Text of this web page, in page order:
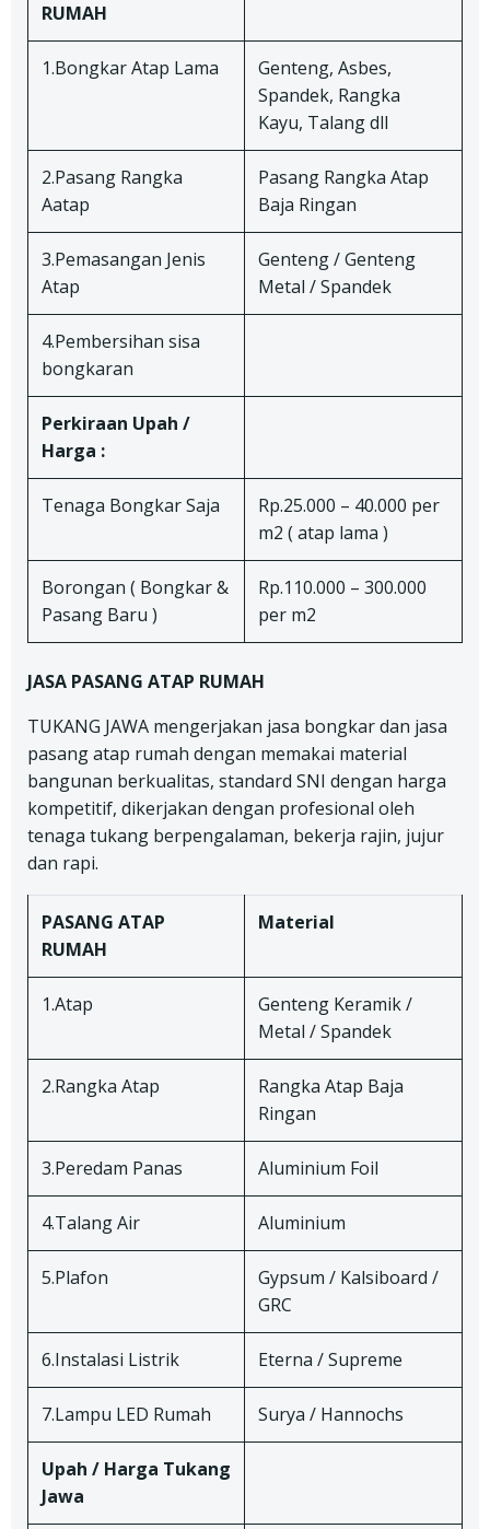
RUMAH
1.Bongkar Atap Lama
Genteng, Asbes,
Spandek, Rangka
Kayu, Talang dll
2.Pasang Rangka
Aatap
Pasang Rangka Atap
Baja Ringan
3.Pemasangan Jenis
Atap
Genteng / Genteng
Metal / Spandek
4.Pembersihan sisa
bongkaran
Perkiraan Upah /
Harga :
Tenaga Bongkar Saja
Rp.25.000 – 40.000 per
m2 ( atap lama )
Borongan ( Bongkar &
Pasang Baru )
Rp.110.000 – 300.000
per m2
JASA PASANG ATAP RUMAH
TUKANG JAWA mengerjakan jasa bongkar dan jasa
pasang atap rumah dengan memakai material
bangunan berkualitas, standard SNI dengan harga
kompetitif, dikerjakan dengan profesional oleh
tenaga tukang berpengalaman, bekerja rajin, jujur
dan rapi.
PASANG ATAP
RUMAH
Material
1.Atap
Genteng Keramik /
Metal / Spandek
2.Rangka Atap
Rangka Atap Baja
Ringan
3.Peredam Panas Aluminium Foil
4.Talang Air Aluminium
5.Plafon
Gypsum / Kalsiboard /
GRC
6.Instalasi Listrik Eterna / Supreme
7.Lampu LED Rumah Surya / Hannochs
Upah / Harga Tukang
Jawa